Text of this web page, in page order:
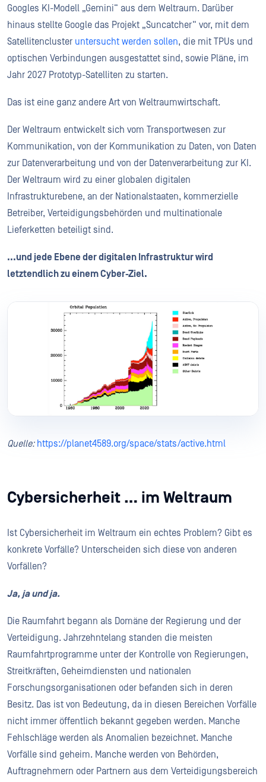
Googles KI-Modell „Gemini“ aus dem Weltraum. Darüber
hinaus stellte Google das Projekt „Suncatcher“ vor, mit dem
Satellitencluster untersucht werden sollen, die mit TPUs und
optischen Verbindungen ausgestattet sind, sowie Pläne, im
Jahr 2027 Prototyp-Satelliten zu starten.
Das ist eine ganz andere Art von Weltraumwirtschaft.
Der Weltraum entwickelt sich vom Transportwesen zur
Kommunikation, von der Kommunikation zu Daten, von Daten
zur Datenverarbeitung und von der Datenverarbeitung zur KI.
Der Weltraum wird zu einer globalen digitalen
Infrastrukturebene, an der Nationalstaaten, kommerzielle
Betreiber, Verteidigungsbehörden und multinationale
Lieferketten beteiligt sind.
...und jede Ebene der digitalen Infrastruktur wird
letztendlich zu einem Cyber-Ziel.
Quelle: https://planet4589.org/space/stats/active.html
Cybersicherheit … im Weltraum
Ist Cybersicherheit im Weltraum ein echtes Problem? Gibt es
konkrete Vorfälle? Unterscheiden sich diese von anderen
Vorfällen?
Ja, ja und ja.
Die Raumfahrt begann als Domäne der Regierung und der
Verteidigung. Jahrzehntelang standen die meisten
Raumfahrtprogramme unter der Kontrolle von Regierungen,
Streitkräften, Geheimdiensten und nationalen
Forschungsorganisationen oder befanden sich in deren
Besitz. Das ist von Bedeutung, da in diesen Bereichen Vorfälle
nicht immer öffentlich bekannt gegeben werden. Manche
Fehlschläge werden als Anomalien bezeichnet. Manche
Vorfälle sind geheim. Manche werden von Behörden,
Auftragnehmern oder Partnern aus dem Verteidigungsbereich